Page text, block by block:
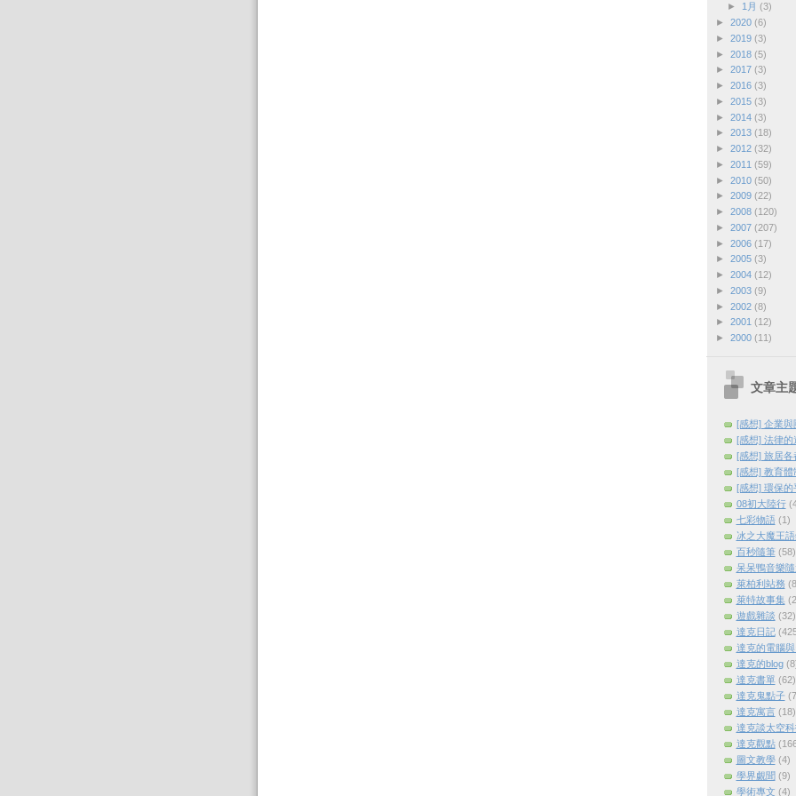
► 1月 (3)
► 2020 (6)
► 2019 (3)
► 2018 (5)
► 2017 (3)
► 2016 (3)
► 2015 (3)
► 2014 (3)
► 2013 (18)
► 2012 (32)
► 2011 (59)
► 2010 (50)
► 2009 (22)
► 2008 (120)
► 2007 (207)
► 2006 (17)
► 2005 (3)
► 2004 (12)
► 2003 (9)
► 2002 (8)
► 2001 (12)
► 2000 (11)
文章主
[感想] 企業與
[感想] 法律的
[感想] 旅居各
[感想] 教育體
[感想] 環保的
08初大陸行
七彩物語 (1)
冰之大魔王
百秒隨筆 (58)
呆呆鴨音樂
萊柏利站務
萊特故事集
遊戲雜談 (32)
達克日記
達克的電腦
達克的blog
達克書單 (62)
達克鬼點子
達克寓言 (18)
達克談太空
達克觀點
圖文教學 (4)
學界覷聞 (9)
學術專文 (4)